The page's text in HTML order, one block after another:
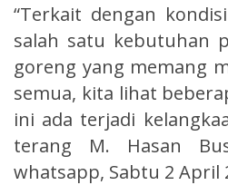
“Terkait dengan
salah satu kebutuhan
goreng yang memang
semua, kita lihat
ini ada terjadi
terang M. Hasan
whatsapp, Sabtu 2 April